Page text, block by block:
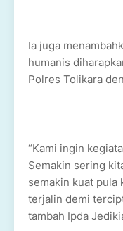
Ia juga
humanis
Polres Tolikara
“Kami ingin
Semakin sering
semakin kuat pula
terjalin demi
tambah Ipda